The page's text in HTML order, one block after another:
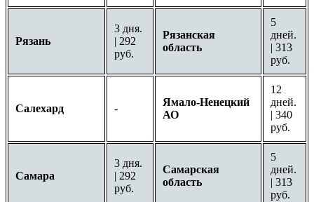
Рязань
3 дня.
| 292
руб.
Рязанская
область
5
дней.
| 313
руб.
Салехард -
Ямало-Ненецкий
АО
12
дней.
| 340
руб.
Самара
3 дня.
| 292
руб.
Самарская
область
5
дней.
| 313
руб.